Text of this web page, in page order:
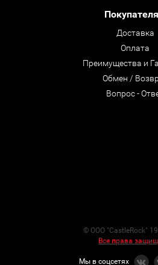
Доставка
Оплата
Преимущества и
Обмен /
Вопрос -
© ООО "CastleRock"
Все права
Мы в соцсетях